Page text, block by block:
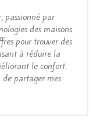
passionné par
des maisons
pour trouver des
à réduire la
le confort.
partager mes